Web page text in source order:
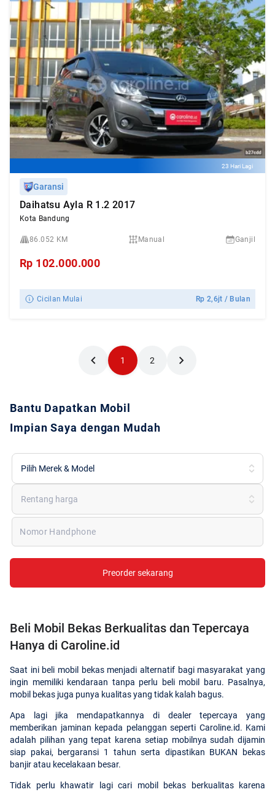
23 Hari Lagi
Garansi
Daihatsu Ayla R 1.2 2017
Kota Bandung
86.052 KM Manual Ganjil
Rp 102.000.000
Cicilan Mulai Rp2,6jt / Bulan
1 2
Bantu Dapatkan Mobil
Impian Saya dengan Mudah
Pilih Merek & Model
Rentang harga
Nomor Handphone
Preorder sekarang
Beli Mobil Bekas Berkualitas dan Tepercaya
Hanya di Caroline.id
Saat ini beli mobil bekas menjadi alternatif bagi masyarakat yang
ingin memiliki kendaraan tanpa perlu beli mobil baru. Pasalnya,
mobil bekas juga punya kualitas yang tidak kalah bagus.
Apa lagi jika mendapatkannya di dealer tepercaya yang
memberikan jaminan kepada pelanggan seperti Caroline.id. Kami
adalah pilihan yang tepat karena setiap mobilnya sudah dijamin
siap pakai, bergaransi 1 tahun serta dipastikan BUKAN bekas
banjir atau kecelakaan besar.
Tidak perlu khawatir lagi cari mobil bekas berkualitas karena